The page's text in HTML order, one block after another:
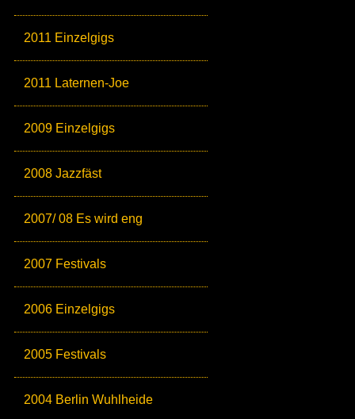
2011 Einzelgigs
2011 Laternen-Joe
2009 Einzelgigs
2008 Jazzfäst
2007/ 08 Es wird eng
2007 Festivals
2006 Einzelgigs
2005 Festivals
2004 Berlin Wuhlheide